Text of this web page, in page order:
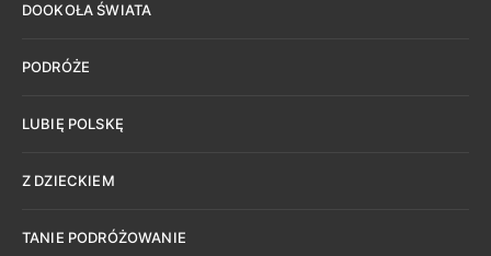
DOOKOŁA ŚWIATA
PODRÓŻE
LUBIĘ POLSKĘ
Z DZIECKIEM
TANIE PODRÓŻOWANIE